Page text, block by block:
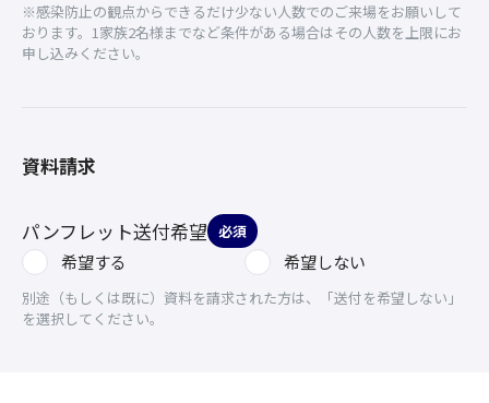
※感染防止の観点からできるだけ少ない人数でのご来場をお願いして
おります。1家族2名様までなど条件がある場合はその人数を上限にお
申し込みください。
資料請求
パンフレット送付希望 必須
希望する 希望しない
別途（もしくは既に）資料を請求された方は、「送付を希望しない」
を選択してください。